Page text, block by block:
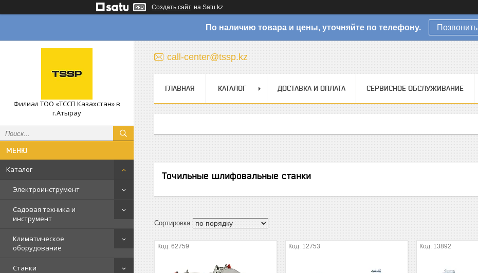
Создать сайт на Satu.kz
По наличию товара и цены, уточняйте по телефону. Позвонить
Филиал ТОО «ТССП Казахстан» в
г.Атырау
Каталог
Электроинструмент
Садовая техника и
инструмент
Климатическое
оборудование
Станки
call-center@tssp.kz
ГЛАВНАЯ КАТАЛОГ ДОСТАВКА И ОПЛАТА СЕРВИСНОЕ ОБСЛУЖИВАНИЕ
Точильные шлифовальные станки
62759 12753 13892